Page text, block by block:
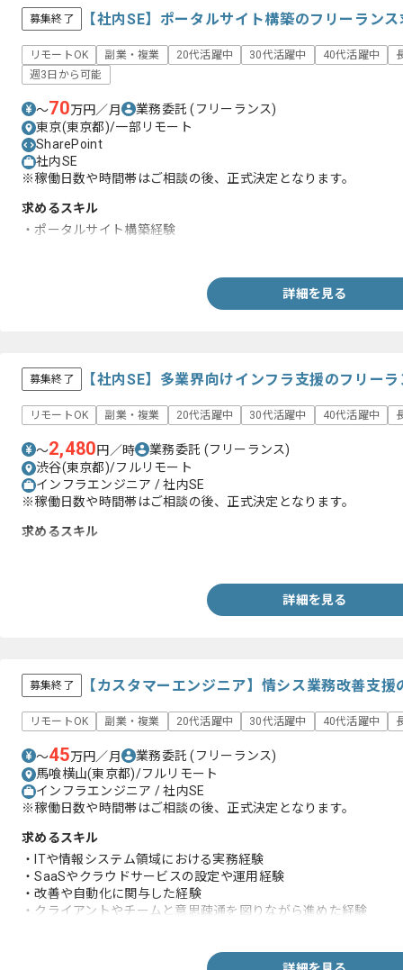
募集終了 【社内SE】ポータルサイト構築のフリーラン
リモートOK 副業・複業 20代活躍中 30代活躍中 40代活躍中
週3日から可能
〜70万円／月 業務委託(フリーランス)
東京(東京都)/一部リモート
SharePoint
社内SE
※稼働日数や時間帯はご相談の後、正式決定となります。
求めるスキル
・ポータルサイト構築経験
詳細を見る
募集終了 【社内SE】多業界向けインフラ支援のフリー
リモートOK 副業・複業 20代活躍中 30代活躍中 40代活躍中
〜2,480円／時 業務委託 (フリーランス)
渋谷(東京都)/フルリモート
インフラエンジニア / 社内SE
※稼働日数や時間帯はご相談の後、正式決定となります。
求めるスキル
詳細を見る
募集終了 【カスタマーエンジニア】情シス業務改善支
リモートOK 副業・複業 20代活躍中 30代活躍中 40代活躍中
〜45万円／月 業務委託(フリーランス)
馬喰横山(東京都)/フルリモート
インフラエンジニア / 社内SE
※稼働日数や時間帯はご相談の後、正式決定となります。
求めるスキル
・ITや情報システム領域における実務経験
・SaaSやクラウドサービスの設定や運用経験
・改善や自動化に関与した経験
・クライアントやチームと意思疎通を図りながら進めた経験